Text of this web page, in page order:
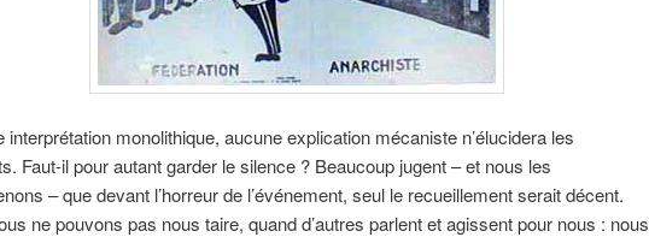
interprétation monolithique, aucune explication mécaniste n’élucidera les
Faut-il pour autant garder le silence ? Beaucoup jugent – et nous les
– que devant l’horreur de l’événement, seul le recueillement serait décent.
ne pouvons pas nous taire, quand d’autres parlent et agissent pour nous : nous